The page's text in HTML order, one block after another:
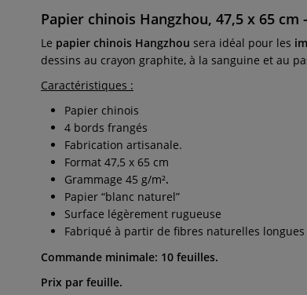
Papier chinois Hangzhou, 47,5 x 65 cm
Le papier chinois Hangzhou sera idéal pour les
dessins au crayon graphite, à la sanguine et au
Caractéristiques :
Papier chinois
4 bords frangés
Fabrication artisanale.
Format 47,5 x 65 cm
Grammage 45 g/m².
Papier “blanc naturel”
Surface légèrement rugueuse
Fabriqué à partir de fibres naturelles
Commande minimale: 10 feuilles.
Prix par feuille.